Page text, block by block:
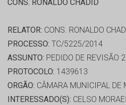
CONS. RONALDO CHADID
RELATOR: CONS. RONALDO
PROCESSO: TC/5225/2014
ASSUNTO: PEDIDO DE REVISÃO
PROTOCOLO: 1439613
ORGÃO: CÂMARA MUNICIPAL DE
INTERESSADO(S): CELSO